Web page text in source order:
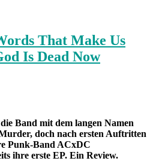
That Make Us
Is Dead Now
Band mit dem langen Namen
doch nach ersten Auftritten
Punk-Band ACxDC
ihre erste EP. Ein Review.